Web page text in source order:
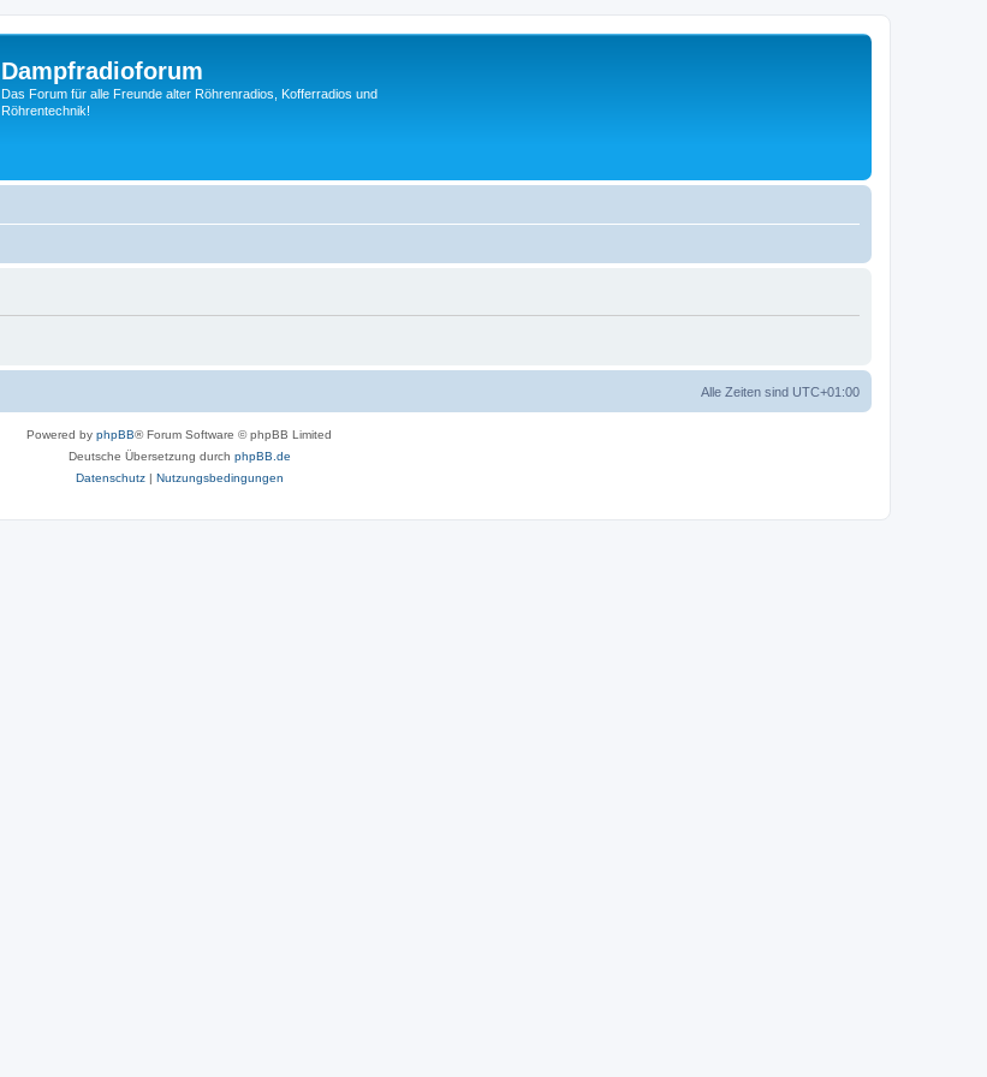
Dampfradioforum
Das Forum für alle Freunde alter Röhrenradios, Kofferradios und
Röhrentechnik!
Alle Zeiten sind UTC+01:00
Powered by phpBB® Forum Software © phpBB Limited
Deutsche Übersetzung durch phpBB.de
Datenschutz| Nutzungsbedingungen